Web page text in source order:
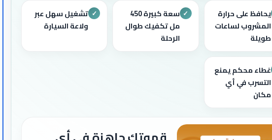
يحافظ على حرارة
المشروب لساعات
طويلة
✓
سعة كبيرة 450
مل تكفيك طوال
الرحلة
✓ تشغيل سهل عبر
ولاعة السيارة
غطاء محكم يمنع
التسرب في أي
مكان